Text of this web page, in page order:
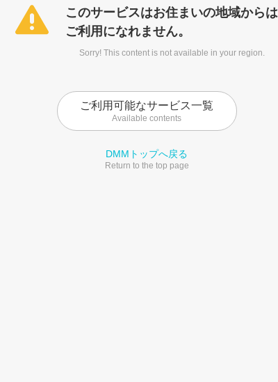
このサービスはお住まいの地域からは
ご利用になれません。
Sorry! This content is not available in your region.
ご利用可能なサービス一覧
Available contents
DMMトップへ戻る
Return to the top page